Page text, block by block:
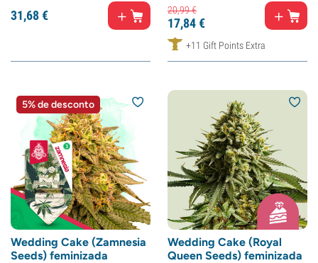
31,68€ 20,99€
17,84€
+11 Gift Points Extra
5% de desconto
Wedding Cake (Zamnesia
Seeds) feminizada
Wedding Cake (Royal
Queen Seeds) feminizada